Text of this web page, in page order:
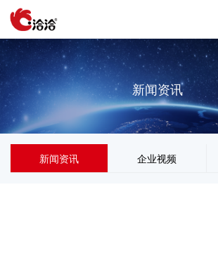
新闻资讯
新闻资讯 企业视频